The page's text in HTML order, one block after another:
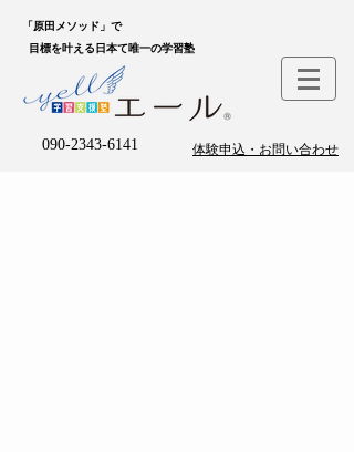
「原田メソッド」で
目標を叶える日本て唯一の学習塾
090-2343-6141 体験申込・お問い合わせ